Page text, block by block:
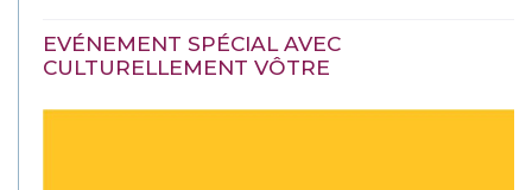
EVÉNEMENT SPÉCIAL AVEC
CULTURELLEMENT VÔTRE